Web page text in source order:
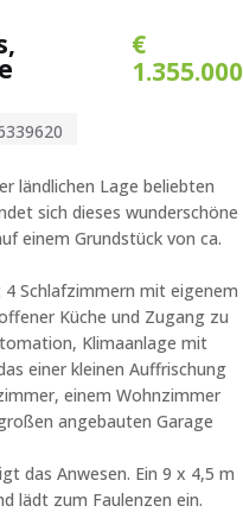
€
1.355.000
ländlichen Lage beliebten
sich dieses wunderschöne
einem Grundstück von ca.
4 Schlafzimmern mit eigenem
Küche und Zugang zu
Klimaanlage mit
einer kleinen Auffrischung
einem Wohnzimmer
angebauten Garage
das Anwesen. Ein 9 x 4,5 m
lädt zum Faulenzen ein.